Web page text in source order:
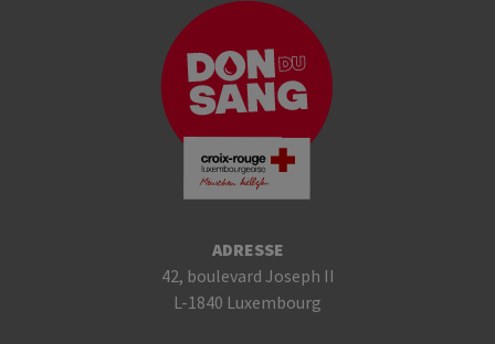
ADRESSE
42, boulevard Joseph II
L-1840 Luxembourg